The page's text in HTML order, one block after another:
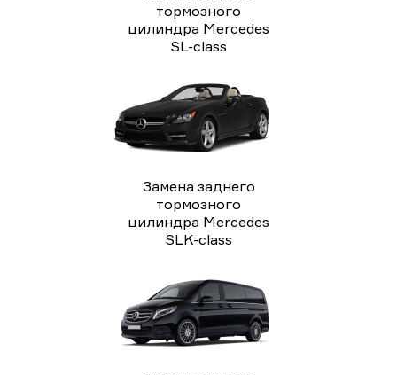
тормозного
цилиндра Mercedes
SL-class
Замена заднего
тормозного
цилиндра Mercedes
SLK-class